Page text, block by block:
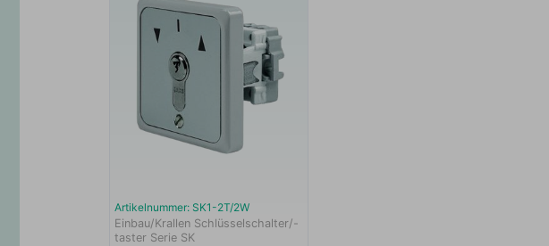
Artikelnummer: SK1-2T/2W
Einbau/Krallen Schlüsselschalter/-
taster Serie SK